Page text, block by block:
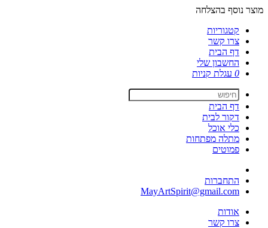
מוצר נוסף בהצלחה
קטגוריות
צרו קשר
דף הבית
החשבון שלי
0 עגלת קניות
דף הבית
דקור לבית
כלי אוכל
מתלה מפתחות
פמוטים
התחברות
MayArtSpirit@gmail.com
אודות
צרו קשר